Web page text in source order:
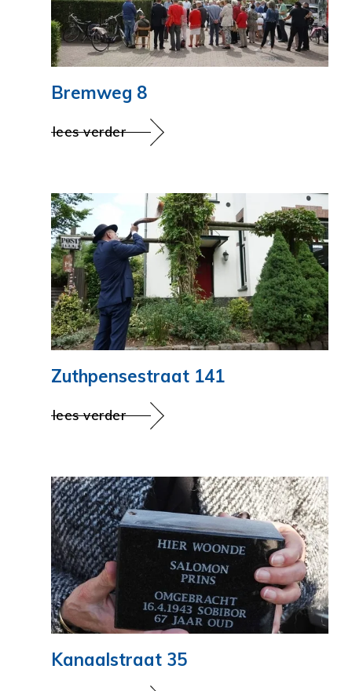
Bremweg 8
lees verder
Zuthpensestraat 141
lees verder
Kanaalstraat 35